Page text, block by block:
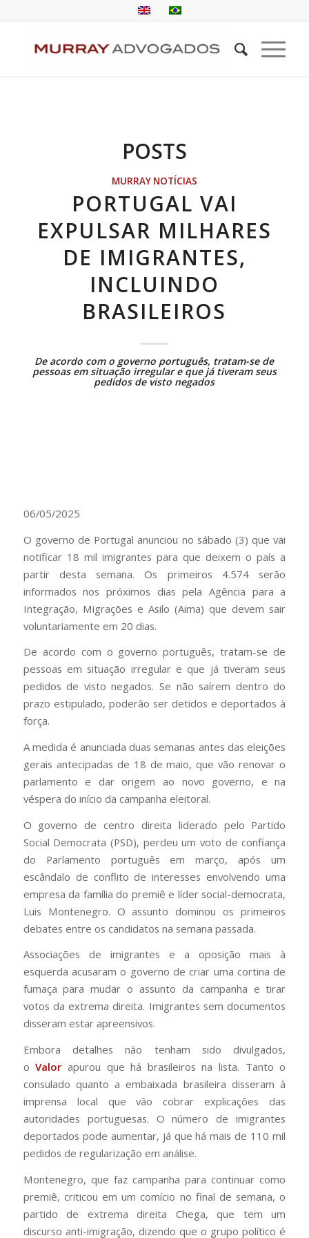
POSTS
MURRAY NOTÍCIAS
PORTUGAL VAI
EXPULSAR MILHARES
DE IMIGRANTES,
INCLUINDO
BRASILEIROS
De acordo com o governo português, tratam-se de
pessoas em situação irregular e que já tiveram seus
pedidos de visto negados
06/05/2025
O governo de Portugal anunciou no sábado (3) que vai
notificar 18 mil imigrantes para que deixem o país a
partir desta semana. Os primeiros 4.574 serão
informados nos próximos dias pela Agência para a
Integração, Migrações e Asilo (Aima) que devem sair
voluntariamente em 20 dias.
De acordo com o governo português, tratam-se de
pessoas em situação irregular e que já tiveram seus
pedidos de visto negados. Se não saírem dentro do
prazo estipulado, poderão ser detidos e deportados à
força.
A medida é anunciada duas semanas antes das eleições
gerais antecipadas de 18 de maio, que vão renovar o
parlamento e dar origem ao novo governo, e na
véspera do início da campanha eleitoral.
O governo de centro direita liderado pelo Partido
Social Democrata (PSD), perdeu um voto de confiança
do Parlamento português em março, após um
escândalo de conflito de interesses envolvendo uma
empresa da família do premiê e líder social-democrata,
Luis Montenegro. O assunto dominou os primeiros
debates entre os candidatos na semana passada.
Associações de imigrantes e a oposição mais à
esquerda acusaram o governo de criar uma cortina de
fumaça para mudar o assunto da campanha e tirar
votos da extrema direita. Imigrantes sem documentos
disseram estar apreensivos.
Embora detalhes não tenham sido divulgados,
oValor apurou que há brasileiros na lista. Tanto o
consulado quanto a embaixada brasileira disseram à
imprensa local que vão cobrar explicações das
autoridades portuguesas. O número de imigrantes
deportados pode aumentar, já que há mais de 110 mil
pedidos de regularização em análise.
Montenegro, que faz campanha para continuar como
premiê, criticou em um comício no final de semana, o
partido de extrema direita Chega, que tem um
discurso anti-imigração, dizendo que o grupo político é